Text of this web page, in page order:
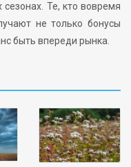
Те, кто вовремя
не только бонусы
быть впереди рынка.